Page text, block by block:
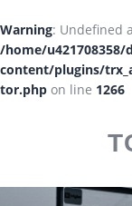
Warning: Undefined
/home/
content/plugins/
tor.php on line 1266